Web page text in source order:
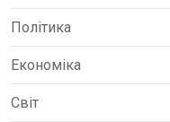
Політика
Економіка
Світ